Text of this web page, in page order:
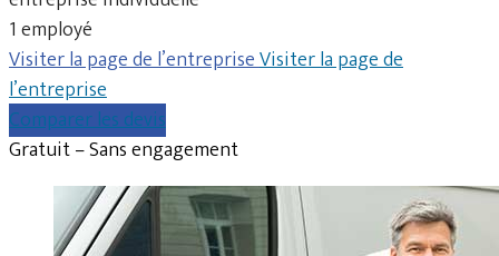
1 employé
Visiter la page de l’entrepriseVisiter la page de
l’entreprise
Comparer les devis
Gratuit – Sans engagement